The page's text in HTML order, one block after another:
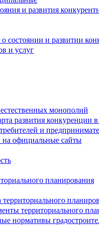
и развития
о состоянии и развитии
и услуг
естественных монополий
развития конкуренции
и
официальные сайты
планирования
территориального
нормативы